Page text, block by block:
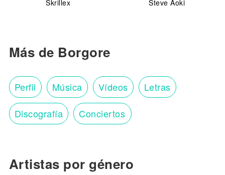
Skrillex Steve Aoki
Más de Borgore
Perfil Música Vídeos Letras
Discografía Conciertos
Artistas por género